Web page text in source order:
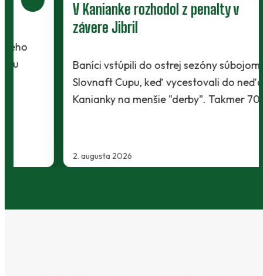
V Kanianke rozhodol z penalty v
závere Jibril
2. augusta 2026
Baníci vstúpili do ostrej sezóny súbojom 1. kola
Slovnaft Cupu, keď vycestovali do neďalekej
Kanianky na menšie "derby". Takmer 700…